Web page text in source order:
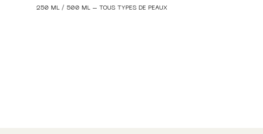
250 ML / 500 ML – TOUS TYPES DE PEAUX